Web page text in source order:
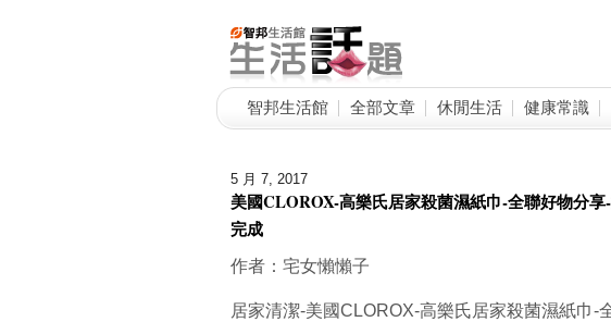
智邦生活館 全部文章 休閒生活 健康常識
5 月 7, 2017
美國CLOROX-高樂氏居家殺菌濕紙巾-全聯好物分
完成
作者：宅女懶懶子
居家清潔-美國CLOROX-高樂氏居家殺菌濕紙巾-